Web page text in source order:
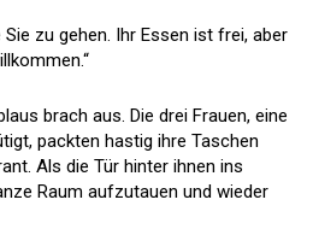
zu gehen. Ihr Essen ist frei, aber
brach aus. Die drei Frauen, eine
packten hastig ihre Taschen
Als die Tür hinter ihnen ins
Raum aufzutauen und wieder